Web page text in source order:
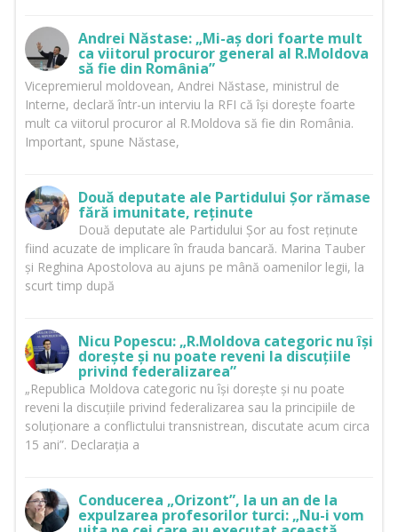
Andrei Năstase: „Mi-aș dori foarte mult
ca viitorul procuror general al R.Moldova
să fie din România”
Vicepremierul moldovean, Andrei Năstase, ministrul de
Interne, declară într-un interviu la RFI că își dorește foarte
mult ca viitorul procuror al R.Moldova să fie din România.
Important, spune Năstase,
Două deputate ale Partidului Șor rămase
fără imunitate, reținute
Două deputate ale Partidului Șor au fost reținute
fiind acuzate de implicare în frauda bancară. Marina Tauber
și Reghina Apostolova au ajuns pe mână oamenilor legii, la
scurt timp după
Nicu Popescu: „R.Moldova categoric nu își
dorește și nu poate reveni la discuțiile
privind federalizarea”
„Republica Moldova categoric nu își dorește și nu poate
reveni la discuțiile privind federalizarea sau la principiile de
soluționare a conflictului transnistrean, discutate acum circa
15 ani”. Declarația a
Conducerea „Orizont”, la un an de la
expulzarea profesorilor turci: „Nu-i vom